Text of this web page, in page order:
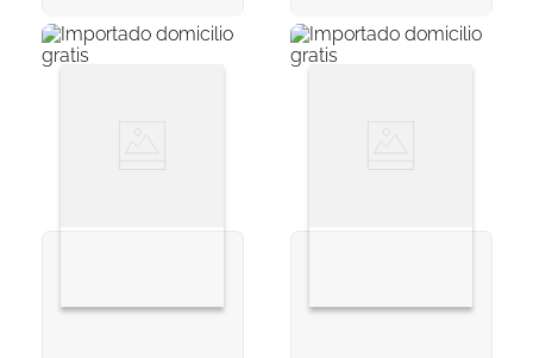
AGREGAR AL CARRITO AGREGAR AL CARRITO